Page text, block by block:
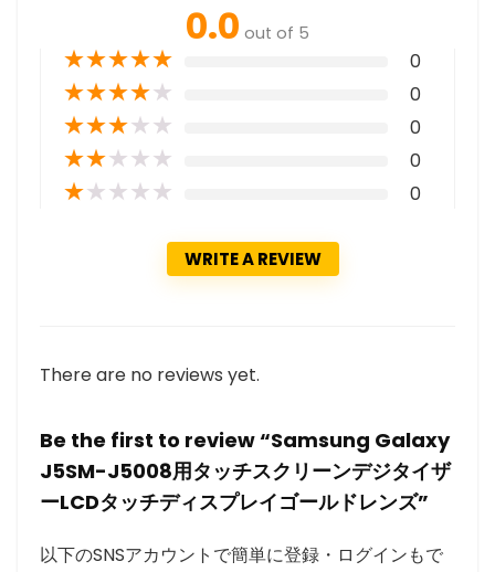
0.0 out of 5
★★★★★ 0
★★★★★ 0
★★★★★ 0
★★★★★ 0
★★★★★ 0
WRITE A REVIEW
There are no reviews yet.
Be the first to review “Samsung Galaxy
J5SM-J5008用タッチスクリーンデジタイザ
ーLCDタッチディスプレイゴールドレンズ”
以下のSNSアカウントで簡単に登録・ログインもで